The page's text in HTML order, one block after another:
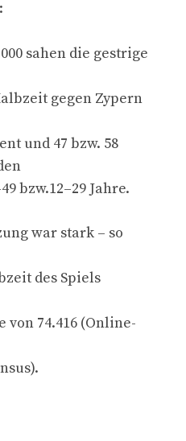
sahen die gestrige
gegen Zypern
und 47 bzw. 58
bzw.12–29 Jahre.
war stark – so
des Spiels
74.416 (Online-